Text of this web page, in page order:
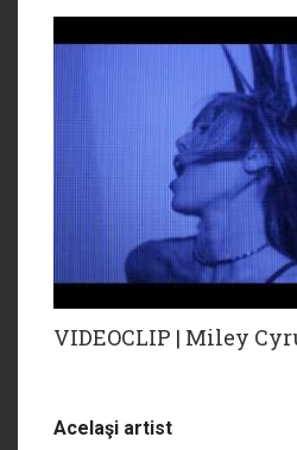
VIDEOCLIP | Miley
Acelaşi artist